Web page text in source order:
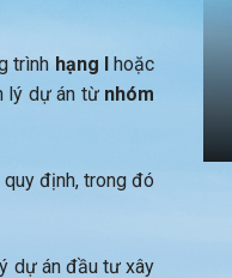
trình hạng I
hoặc
lý dự án từ nhóm
định, trong đó
dự án đầu tư xây